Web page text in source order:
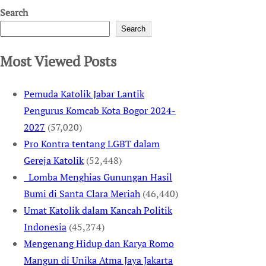
Search
Search
Most Viewed Posts
Pemuda Katolik Jabar Lantik
Pengurus Komcab Kota Bogor 2024-
2027 (57,020)
Pro Kontra tentang LGBT dalam
Gereja Katolik (52,448)
Lomba Menghias Gunungan Hasil
Bumi di Santa Clara Meriah (46,440)
Umat Katolik dalam Kancah Politik
Indonesia (45,274)
Mengenang Hidup dan Karya Romo
Mangun di Unika Atma Jaya Jakarta